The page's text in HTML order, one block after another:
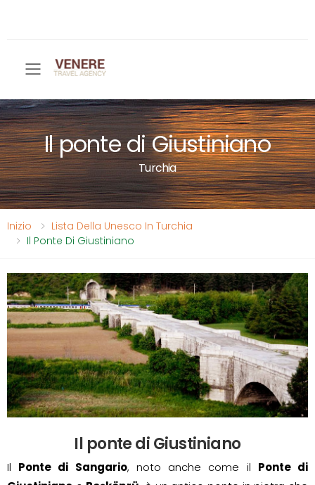
Toggle mobile menu
Il ponte di Giustiniano
Turchia
Inizio
Lista Della Unesco In Turchia
Il Ponte Di Giustiniano
Il ponte di Giustiniano
Il Ponte di Sangario, noto anche come il Ponte di